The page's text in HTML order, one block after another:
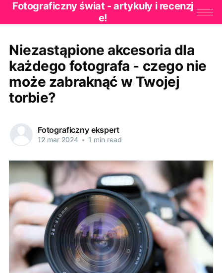
Fotograficzny świat - artykuły i recenzj
e!
Niezastąpione akcesoria dla
każdego fotografa - czego nie
może zabraknąć w Twojej
torbie?
Fotograficzny ekspert
12 mar 2024 • 1 min read